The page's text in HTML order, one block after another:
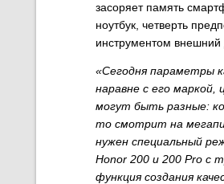
засоряет память
ноутбук, четверть
инструментом
«Сегодня параметры
наравне с его
могут быть разные:
то смотрит на
нужен специальный
Honor 200 и 200 Pro с
функция создания